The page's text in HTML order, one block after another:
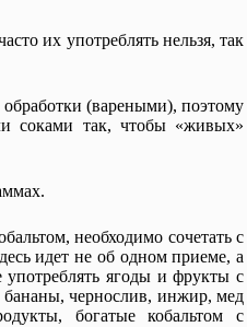
их употреблять нельзя, так
(вареными), поэтому
соками так, чтобы «живых»
необходимо сочетать с
идет не об одном приеме, а
ягоды и фрукты с
бананы, чернослив, инжир, мед
богатые кобальтом с